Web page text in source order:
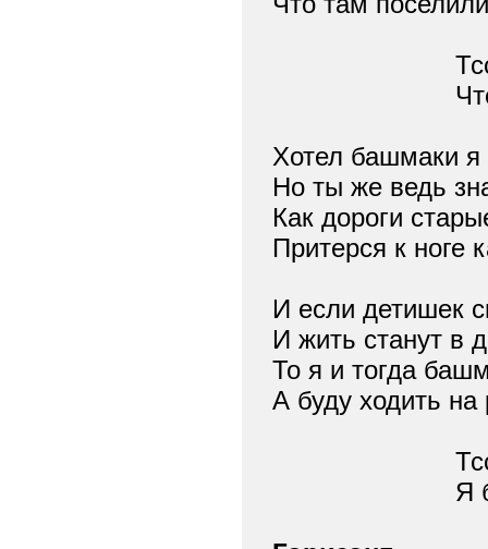
Хотел башмаки я
Но ты же ведь
Как дороги
Притерся к ноге
И если детишек
И жить станут в
То я и тогда
А буду ходить на
Я